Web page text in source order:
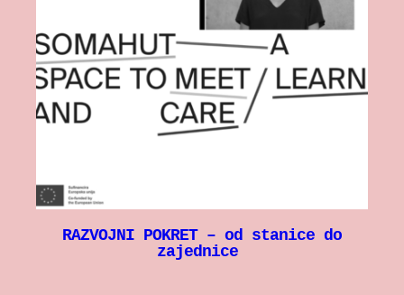
RAZVOJNI POKRET – od stanice do
zajednice